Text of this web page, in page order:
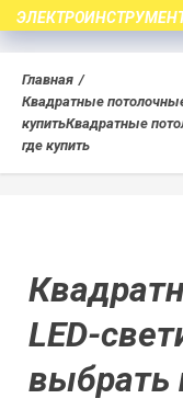
Главная
Квадратные
купитьКвадратные
где купить
LED-
выбрать